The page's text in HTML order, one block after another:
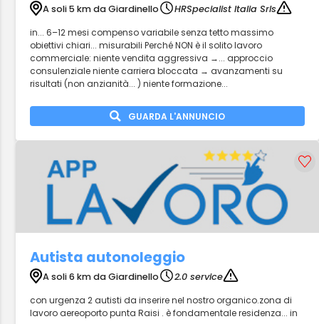
A soli 5 km da Giardinello
HRSpecialist Italia Srls
in... 6–12 mesi compenso variabile senza tetto massimo
obiettivi chiari... misurabili Perché NON è il solito lavoro
commerciale: niente vendita aggressiva →... approccio
consulenziale niente carriera bloccata → avanzamenti su
risultati (non anzianità... ) niente formazione...
GUARDA L'ANNUNCIO
Autista autonoleggio
A soli 6 km da Giardinello
2.0 service
con urgenza 2 autisti da inserire nel nostro organico.zona di
lavoro aereoporto punta Raisi . è fondamentale residenza... in